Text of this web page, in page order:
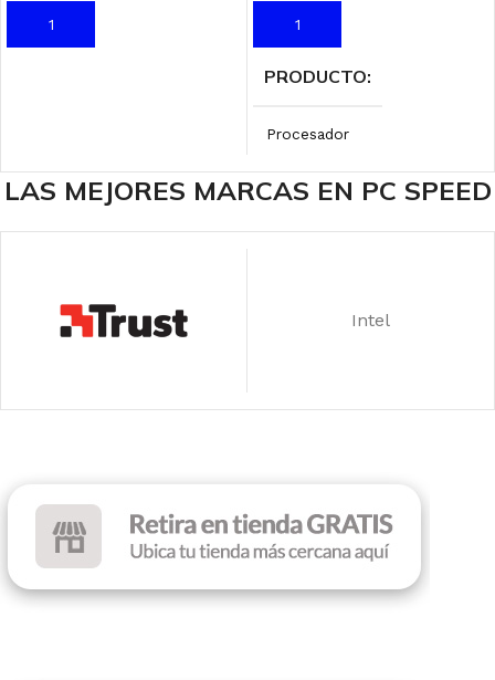
AÑADIR AL CARRITO AÑADIR AL CARRITO
PRODUCTO
Procesador
MARCA Intel
Intel Core i3 – 10th Gen
LAS MEJORES MARCAS EN PC SPEED
Intel